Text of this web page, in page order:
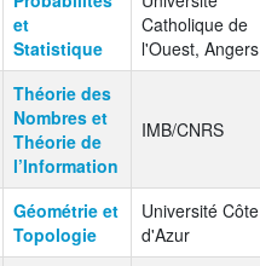
et
Statistique
Catholique de
l'Ouest, Angers
Théorie des
Nombres et
Théorie de
l’Information
IMB/CNRS
Géométrie et
Topologie
Université Côte
d'Azur